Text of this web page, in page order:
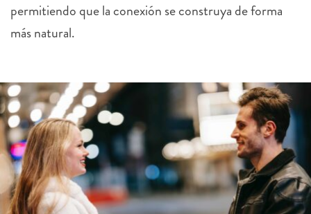
permitiendo que la conexión se construya de forma
más natural.